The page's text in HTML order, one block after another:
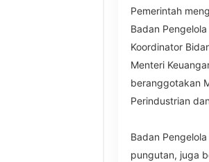
Pemerintah
Badan
Koordinator
Menteri
beranggotakan
Perindustrian
Badan
pungutan, juga